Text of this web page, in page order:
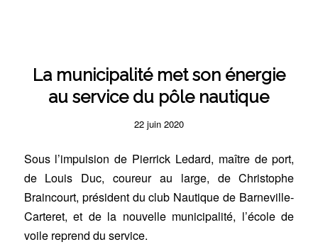
La municipalité met son énergie
au service du pôle nautique
22 juin 2020
Sous l’impulsion de Pierrick Ledard, maître de port,
de Louis Duc, coureur au large, de Christophe
Braincourt, président du club Nautique de Barneville-
Carteret, et de la nouvelle municipalité, l’école de
voile reprend du service.